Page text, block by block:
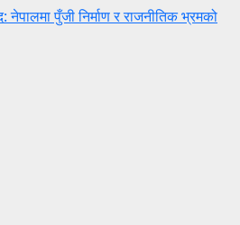
नेपालमा पुँजी निर्माण र राजनीतिक भ्रमको